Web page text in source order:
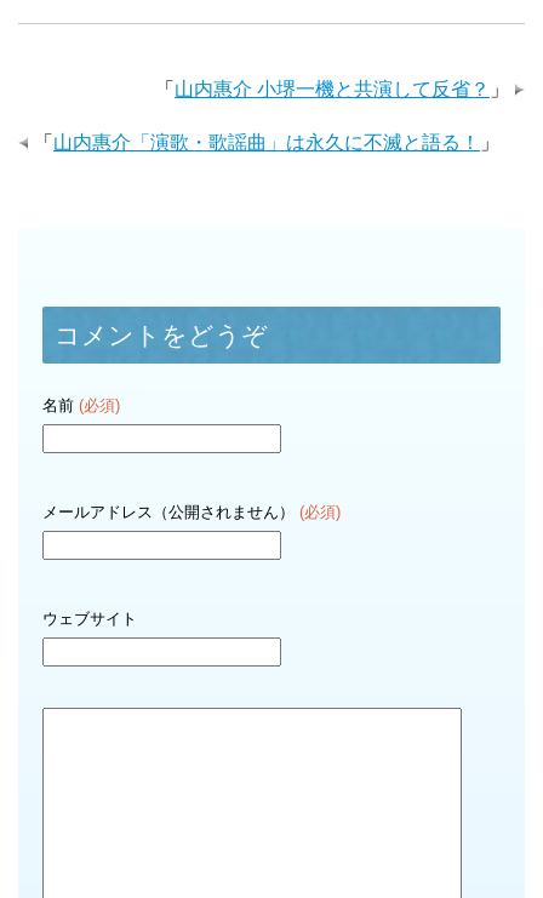
「 山内惠介 小堺一機と共演して反省？ 」
「 山内惠介「演歌・歌謡曲」は永久に不滅と語る！ 」
コメントをどうぞ
名前 (必須)
メールアドレス（公開されません） (必須)
ウェブサイト